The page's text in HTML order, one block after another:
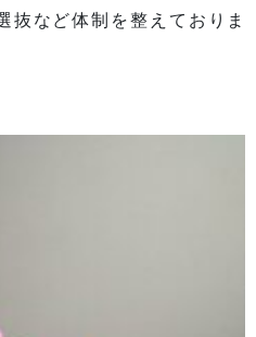
抜など体制を整えておりま